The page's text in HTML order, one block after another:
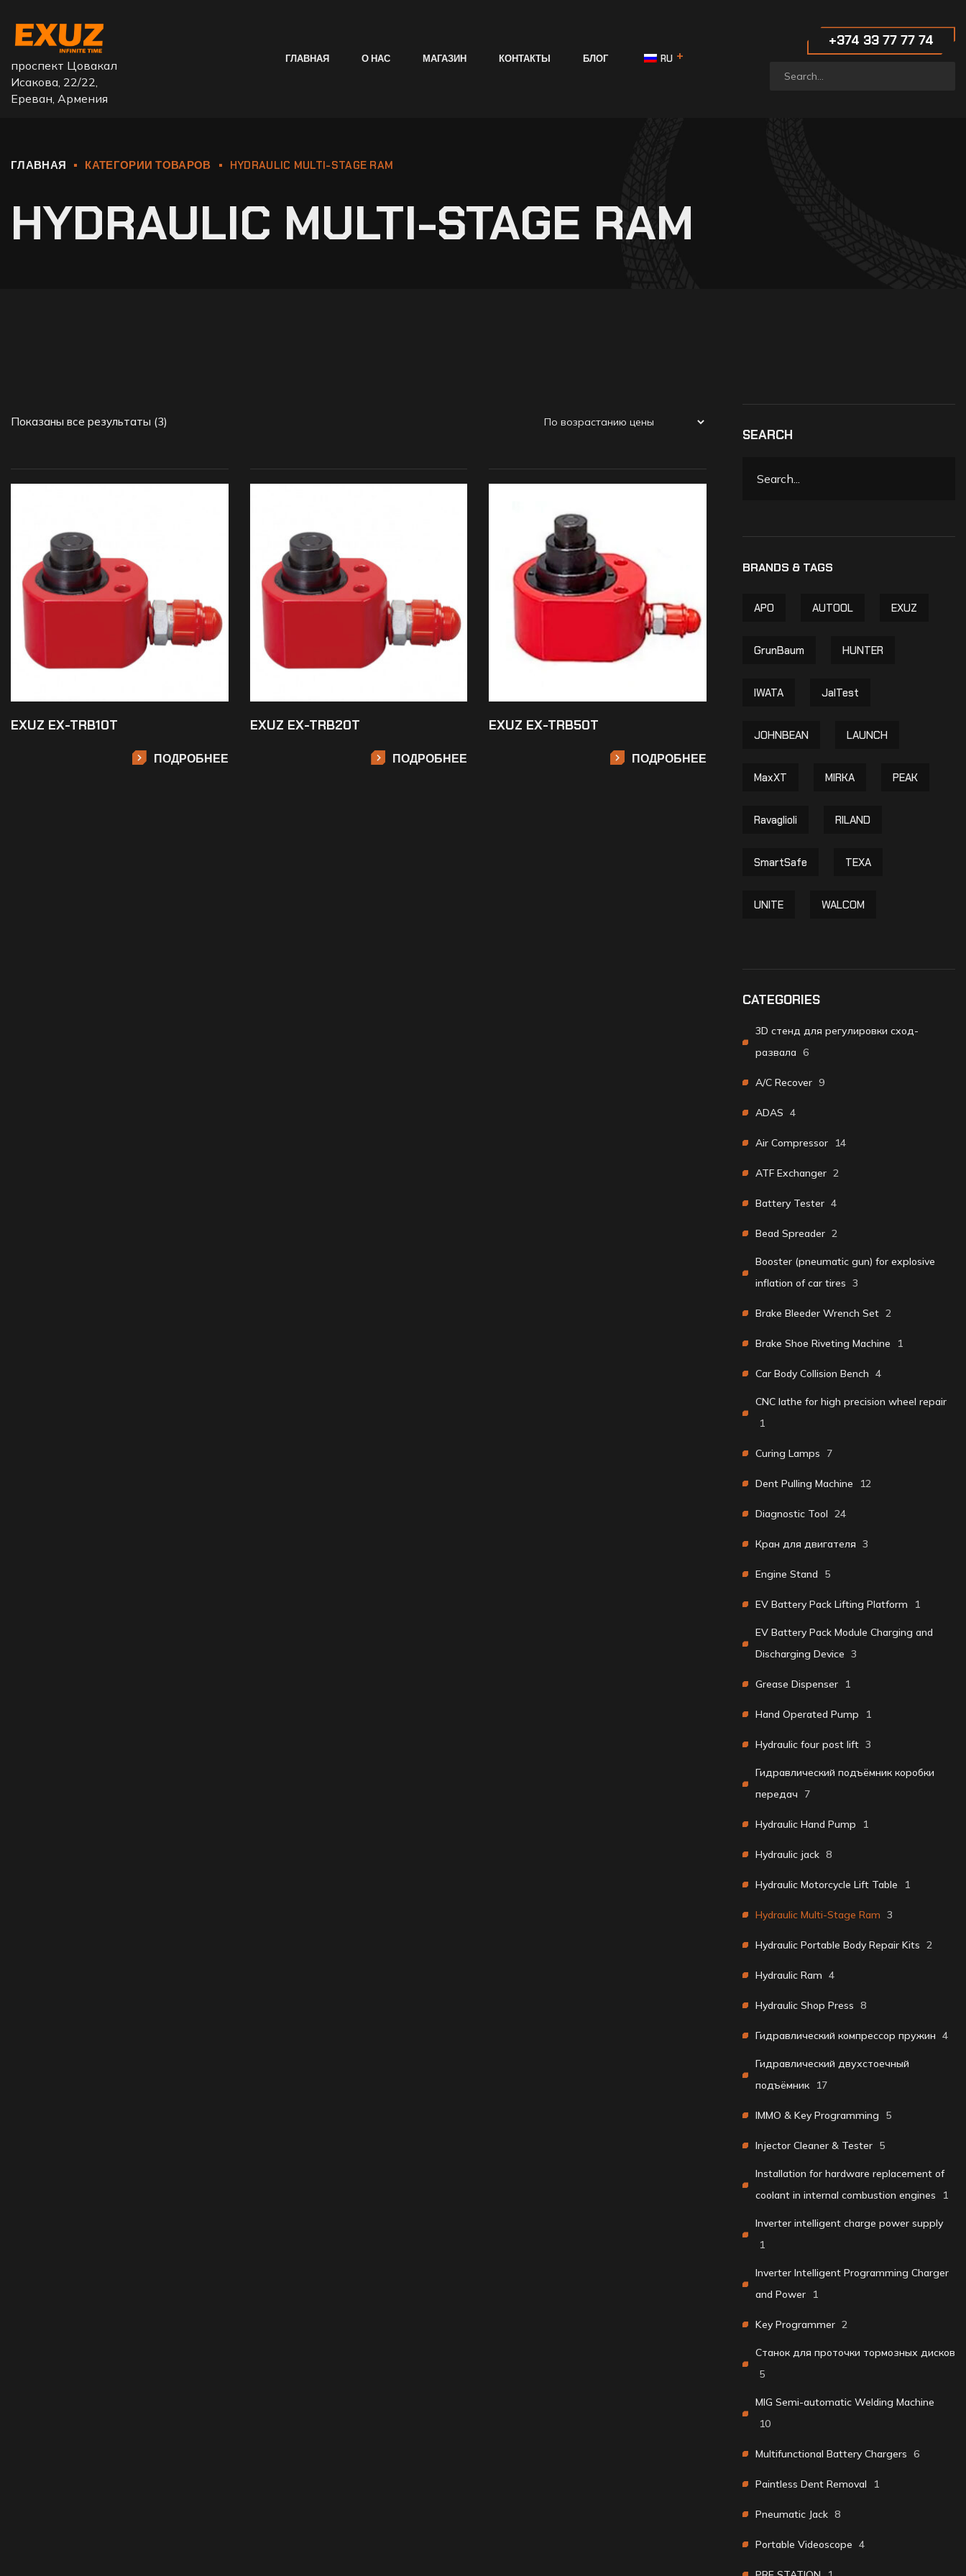
проспект Цовакал
Исакова, 22/22,
Ереван, Армения
ГЛАВНАЯ О НАС МАГАЗИН КОНТАКТЫ БЛОГ RU
‪+374 33 77 77 74‬
ГЛАВНАЯ КАТЕГОРИИ ТОВАРОВ HYDRAULIC MULTI-STAGE RAM
HYDRAULIC MULTI-STAGE RAM
Показаны все результаты (3)
EXUZ EX-TRB10T
ПОДРОБНЕЕ
EXUZ EX-TRB20T
ПОДРОБНЕЕ
EXUZ EX-TRB50T
ПОДРОБНЕЕ
SEARCH
APO AUTOOL EXUZ
GrunBaum HUNTER
IWATA JalTest
JOHNBEAN LAUNCH
MaxXT MIRKA PEAK
Ravaglioli RILAND
SmartSafe TEXA
UNITE WALCOM
CATEGORIES
3D стенд для регулировки сход-
развала 6
A/C Recover 9
ADAS 4
Air Compressor 14
ATF Exchanger 2
Battery Tester 4
Bead Spreader 2
Booster (pneumatic gun) for explosive
inflation of car tires 3
Brake Bleeder Wrench Set 2
Brake Shoe Riveting Machine 1
Car Body Collision Bench 4
CNC lathe for high precision wheel repair
1
Curing Lamps 7
Dent Pulling Machine 12
Diagnostic Tool 24
Кран для двигателя 3
Engine Stand 5
EV Battery Pack Lifting Platform 1
EV Battery Pack Module Charging and
Discharging Device 3
Grease Dispenser 1
Hand Operated Pump 1
Hydraulic four post lift 3
Гидравлический подъёмник коробки
передач
7
Hydraulic Hand Pump 1
Hydraulic jack 8
Hydraulic Motorcycle Lift Table 1
Hydraulic Multi-Stage Ram 3
Hydraulic Portable Body Repair Kits 2
Hydraulic Ram 4
Hydraulic Shop Press 8
Гидравлический компрессор пружин 4
Гидравлический двухстоечный
подъёмник
17
IMMO & Key Programming 5
Injector Cleaner & Tester 5
Installation for hardware replacement of
coolant in internal combustion engines
1
Inverter intelligent charge power supply
1
Inverter Intelligent Programming Charger
and Power
1
Key Programmer 2
Станок для проточки тормозных дисков
5
MIG Semi-automatic Welding Machine
10
Multifunctional Battery Chargers 6
Paintless Dent Removal 1
Pneumatic Jack 8
Portable Videoscope 4